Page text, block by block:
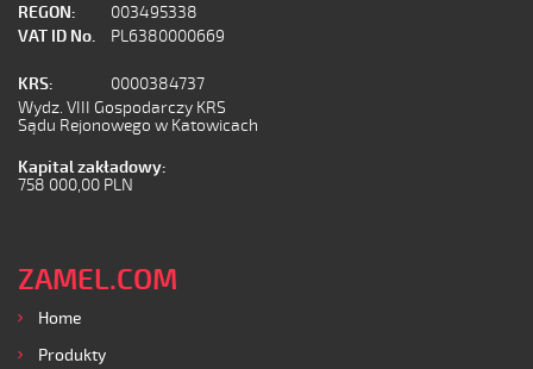
REGON:
003495338
VAT ID No.
PL6380000669
KRS:
0000384737
Wydz. VIII Gospodarczy KRS
Sądu Rejonowego w Katowicach
Kapital zakładowy:
758 000,00 PLN
ZAMEL.COM
Home
Produkty